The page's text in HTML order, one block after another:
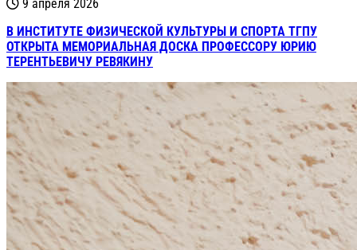
9 апреля 2026
В ИНСТИТУТЕ ФИЗИЧЕСКОЙ КУЛЬТУРЫ И СПОРТА ТГПУ
ОТКРЫТА МЕМОРИАЛЬНАЯ ДОСКА ПРОФЕССОРУ ЮРИЮ
ТЕРЕНТЬЕВИЧУ РЕВЯКИНУ